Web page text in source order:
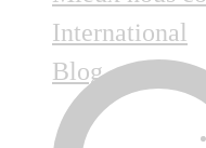
International
Blog